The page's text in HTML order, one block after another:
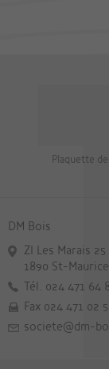
Plaquette
DM Bois
ZI Les Marais 25
1890 St-Maurice
Tél. 024 471 64
Fax 024 471 02
societe@dm-